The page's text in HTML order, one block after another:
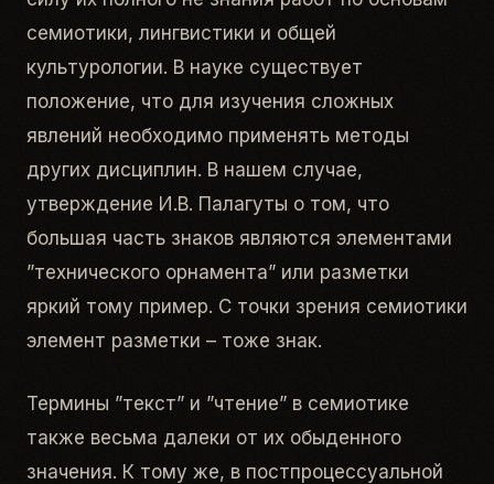
семиотики, лингвистики и общей
культурологии. В науке существует
положение, что для изучения сложных
явлений необходимо применять методы
других дисциплин. В нашем случае,
утверждение И.В. Палагуты о том, что
большая часть знаков являются элементами
”технического орнамента” или разметки
яркий тому пример. С точки зрения семиотики
элемент разметки – тоже знак.
Термины ”текст” и ”чтение” в семиотике
также весьма далеки от их обыденного
значения. К тому же, в постпроцессуальной